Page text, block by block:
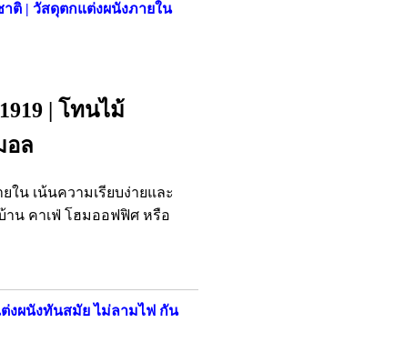
าติ | วัสดุตกแต่งผนังภายใน
| โทนไม้
อล
น เน้นความเรียบง่ายและ
น คาเฟ่ โฮมออฟฟิศ หรือ
งผนังทันสมัย ไม่ลามไฟ กัน